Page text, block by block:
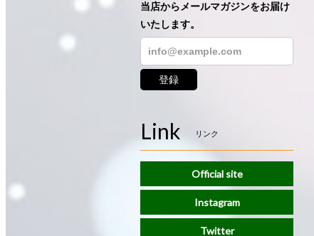
当店からメールマガジンをお届け
いたします。
登録
Link リンク
Official site
Instagram
Twitter